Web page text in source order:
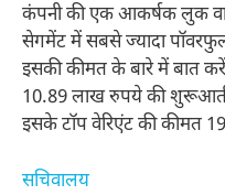
कंपनी की एक आकर्षक लुक
सेगमेंट में सबसे ज्यादा
इसकी कीमत के बारे में बात
10.89 लाख रुपये की शुरूआती
इसके टॉप वेरिएंट की कीमत
सचिवालय